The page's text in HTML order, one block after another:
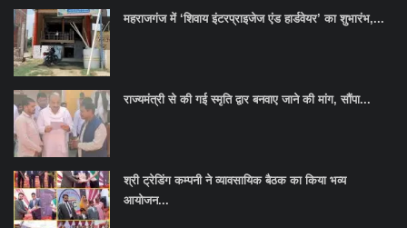
महराजगंज में ‘शिवाय इंटरप्राइजेज एंड हार्डवेयर’ का शुभारंभ,...
राज्यमंत्री से की गई स्मृति द्वार बनवाए जाने की मांग, सौंपा...
श्री ट्रेडिंग कम्पनी ने व्यावसायिक बैठक का किया भव्य
आयोजन...